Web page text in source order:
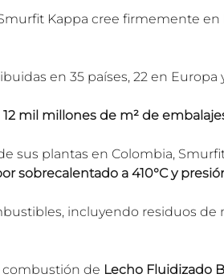
Kappa cree firmemente
en 35 países, 22 en Europa
mil millones de m² de
sus plantas en Colombia,
a 410°C y
incluyendo residuos de
combustión de Lecho Fluidizado